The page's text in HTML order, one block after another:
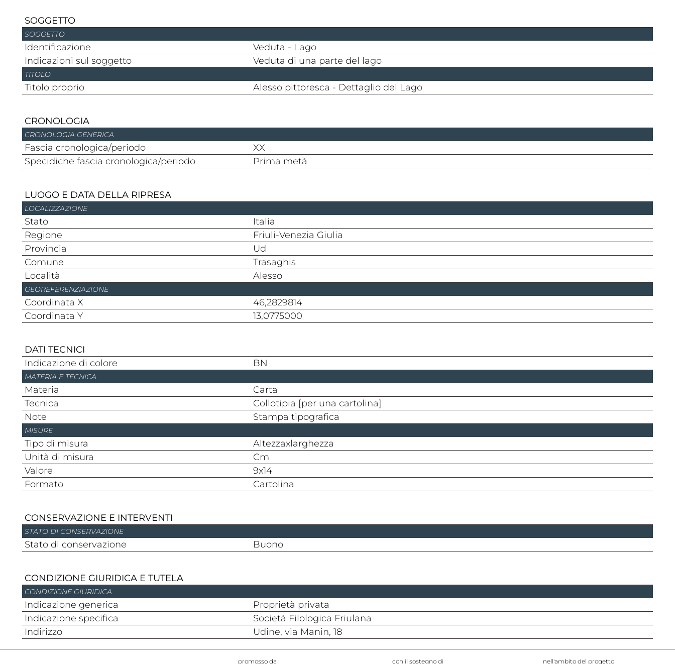
SOGGETTO
SOGGETTO
Identificazione
Veduta - Lago
Indicazioni sul soggetto
Veduta di una parte del lago
TITOLO
Titolo proprio Alesso pittoresca - Dettaglio del Lago
CRONOLOGIA
CRONOLOGIA GENERICA
Fascia cronologica/periodo
XX
Specidiche fascia cronologica/periodo
prima metà
LUOGO E DATA DELLA RIPRESA
LOCALIZZAZIONE
Stato
Italia
Regione
Friuli-Venezia Giulia
Provincia
Ud
Comune
Trasaghis
Località
Alesso
GEOREFERENZIAZIONE
Coordinata X
46,2829814
Coordinata Y
13,0775000
DATI TECNICI
Indicazione di colore
BN
MATERIA E TECNICA
Materia
carta
Tecnica
collotipia [per una cartolina]
Note
stampa tipografica
MISURE
Tipo di misura
altezzaxlarghezza
Unità di misura
cm
Valore
9x14
Formato
cartolina
CONSERVAZIONE E INTERVENTI
STATO DI CONSERVAZIONE
Stato di conservazione buono
CONDIZIONE GIURIDICA E TUTELA
CONDIZIONE GIURIDICA
Indicazione generica
proprietà privata
Indicazione specifica
Società Filologica Friulana
Indirizzo
Udine, via Manin, 18
promosso da con il sostegno di nell'ambito del progetto